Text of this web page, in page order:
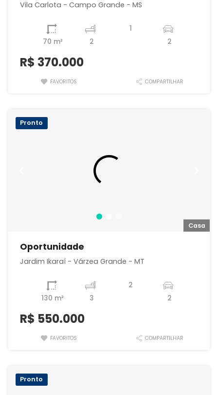
Vila Carlota - Campo Grande - MS
70 m² 2
1
2
R$ 370.000
FAVORITOS COMPARTILHAR
Casa
Pronto
Oportunidade
Jardim Ikaraí - Várzea Grande - MT
130 m² 3
2
2
R$ 550.000
FAVORITOS COMPARTILHAR
Pronto